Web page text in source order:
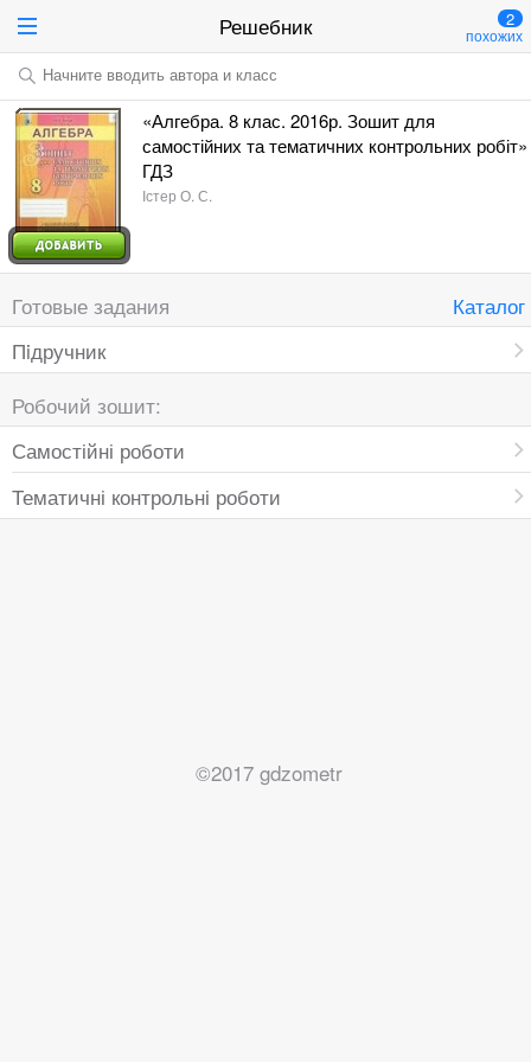
Решебник 2
похожих
Начните вводить автора и класс
«Алгебра. 8 клас. 2016р. Зошит для
самостійних та тематичних контрольних робіт»
ГДЗ
Істер О. С.
Готовые задания
Каталог
Пiдручник
Робочий зошит:
Самостійні роботи
Тематичні контрольні роботи
©2017 gdzometr